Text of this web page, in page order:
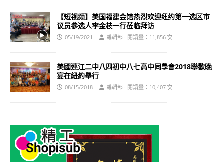
【短视频】美国福建会馆热烈欢迎纽约第一选区市
议员参选人李金枝一行莅临拜访
05/19/2021 編輯部 · 閱讀量：11,856 次
美國連江二中八四初中八七高中同學會2018聯歡晚
宴在紐約舉行
08/15/2018 編輯部 · 閱讀量：10,407 次